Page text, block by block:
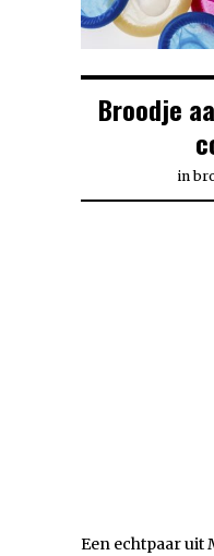
Broodje
in
Een echtpaar uit